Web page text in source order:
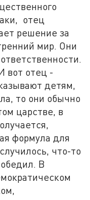
отец
решение за
мир. Они
вот отец -
детям,
то они обычно
царстве, в
формула для
что-то
В